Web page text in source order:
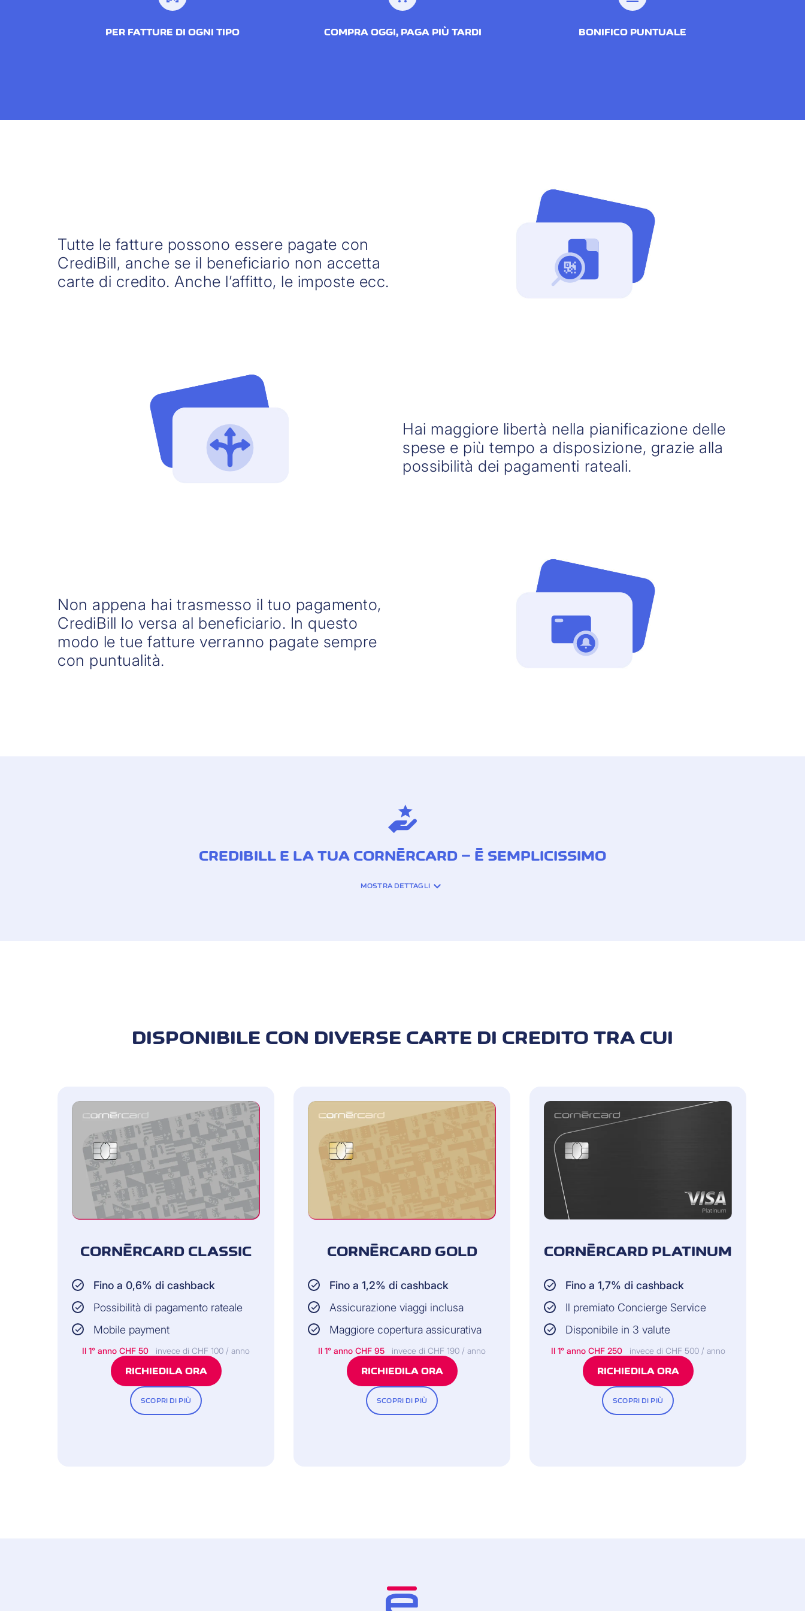
PER FATTURE DI OGNI TIPO COMPRA OGGI, PAGA PIÙ TARDI BONIFICO PUNTUALE
Tutte le fatture possono essere pagate con
CrediBill, anche se il beneficiario non accetta
carte di credito. Anche l’affitto, le imposte ecc.
Hai maggiore libertà nella pianificazione delle
spese e più tempo a disposizione, grazie alla
possibilità dei pagamenti rateali.
Non appena hai trasmesso il tuo pagamento,
CrediBill lo versa al beneficiario. In questo
modo le tue fatture verranno pagate sempre
con puntualità.
CREDIBILL E LA TUA CORNÈRCARD – È SEMPLICISSIMO
MOSTRA DETTAGLI
DISPONIBILE CON DIVERSE CARTE DI CREDITO TRA CUI
CORNÈRCARD CLASSIC
Fino a 0,6% di cashback
Possibilità di pagamento rateale
Mobile payment
Il 1° anno CHF 50 invece di CHF 100 / anno
RICHIEDILA ORA
SCOPRI DI PIÙ
CORNÈRCARD GOLD
Fino a 1,2% di cashback
Assicurazione viaggi inclusa
Maggiore copertura assicurativa
Il 1° anno CHF 95 invece di CHF 190 / anno
RICHIEDILA ORA
SCOPRI DI PIÙ
CORNÈRCARD PLATINUM
Fino a 1,7% di cashback
Il premiato Concierge Service
Disponibile in 3 valute
Il 1° anno CHF 250 invece di CHF 500 / anno
RICHIEDILA ORA
SCOPRI DI PIÙ